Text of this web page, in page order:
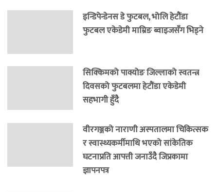
इन्डिपेन्डेनस डे फुटबल, भोलि हेटौंडा
फुटबल एकेडेमी माम्रिङ ब्वाइजसँग भिड्ने
सिक्किमको पाक्योङ जिल्लाको स्वतन्त्र
दिवसको फुटबलमा हेटौंडा एकेडेमी
सहभागी हुँदै
वीरगञ्जको नाराणी अस्पतालमा चिकित्सक
र स्वास्थ्यकर्मीमाथि भएको सांकेतिक
घटनाप्रति आपत्ती जनाउँदै जिप्रकामा
ज्ञापनपत्र